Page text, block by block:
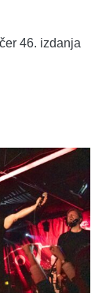
46. izdanja